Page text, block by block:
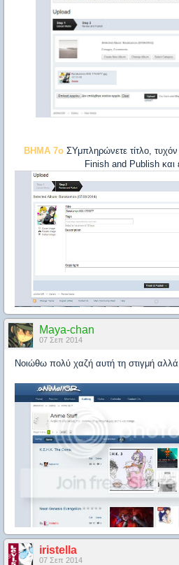
BHMA 7oΣΥμπληρώνετε τίτλο,
Finish and Publish και
Maya-chan
07 Σεπ 2014
Νοιώθω πολύ χαζή αυτή τη στιγμή
iristella
07 Σεπ 2014